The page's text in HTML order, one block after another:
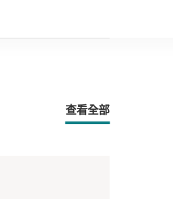
查看全部